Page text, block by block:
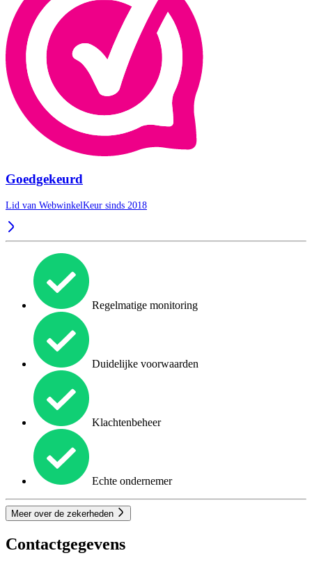
Goedgekeurd
Lid van WebwinkelKeur sinds 2018
Regelmatige monitoring
Duidelijke voorwaarden
Klachtenbeheer
Echte ondernemer
Meer over de zekerheden
Contactgegevens